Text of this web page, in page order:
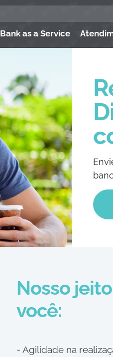
Bank as a Service
Nosso
você:
- Agilidade na